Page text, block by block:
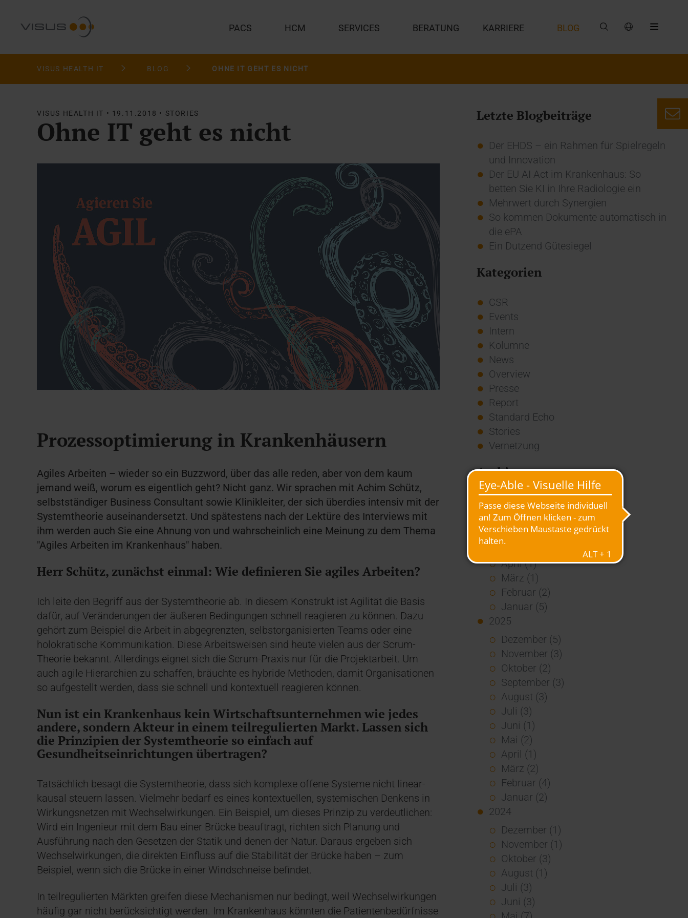
PACS HCM SERVICES BERATUNG KARRIERE BLOG
VISUS HEALTH IT BLOG OHNE IT GEHT ES NICHT
VISUS HEALTH IT • 19.11.2018 • STORIES
Ohne IT geht es nicht
Prozessoptimierung in Krankenhäusern
Agiles Arbeiten – wieder so ein Buzzword, über das alle reden, aber von dem kaum
jemand weiß, worum es eigentlich geht? Nicht ganz. Wir sprachen mit Achim Schütz,
selbstständiger Business Consultant sowie Klinikleiter, der sich überdies intensiv mit der
Systemtheorie auseinandersetzt. Und spätestens nach der Lektüre des Interviews mit
ihm werden auch Sie eine Ahnung von und wahrscheinlich eine Meinung zu dem Thema
"Agiles Arbeiten im Krankenhaus" haben.
Herr Schütz, zunächst einmal: Wie definieren Sie agiles Arbeiten?
Ich leite den Begriff aus der Systemtheorie ab. In diesem Konstrukt ist Agilität die Basis
dafür, auf Veränderungen der äußeren Bedingungen schnell reagieren zu können. Dazu
gehört zum Beispiel die Arbeit in abgegrenzten, selbstorganisierten Teams oder eine
holokratische Kommunikation. Diese Arbeitsweisen sind heute vielen aus der Scrum-
Theorie bekannt. Allerdings eignet sich die Scrum-Praxis nur für die Projektarbeit. Um
auch agile Hierarchien zu schaffen, bräuchte es hybride Methoden, damit Organisationen
so aufgestellt werden, dass sie schnell und kontextuell reagieren können.
Nun ist ein Krankenhaus kein Wirtschaftsunternehmen wie jedes
andere, sondern Akteur in einem teilregulierten Markt. Lassen sich
die Prinzipien der Systemtheorie so einfach auf
Gesundheitseinrichtungen übertragen?
Tatsächlich besagt die Systemtheorie, dass sich komplexe offene Systeme nicht linear-
kausal steuern lassen. Vielmehr bedarf es eines kontextuellen, systemischen Denkens in
Wirkungsnetzen mit Wechselwirkungen. Ein Beispiel, um dieses Prinzip zu verdeutlichen:
Wird ein Ingenieur mit dem Bau einer Brücke beauftragt, richten sich Planung und
Ausführung nach den Gesetzen der Statik und denen der Natur. Daraus ergeben sich
Wechselwirkungen, die direkten Einfluss auf die Stabilität der Brücke haben – zum
Beispiel, wenn sich die Brücke in einer Windschneise befindet.
In teilregulierten Märkten greifen diese Mechanismen nur bedingt, weil Wechselwirkungen
häufig gar nicht berücksichtigt werden. Im Krankenhaus könnten die Patientenbedürfnisse
Letzte Blogbeiträge
Der EHDS – ein Rahmen für Spielregeln
und Innovation
Der EU AI Act im Krankenhaus: So
betten Sie KI in Ihre Radiologie ein
Mehrwert durch Synergien
So kommen Dokumente automatisch in
die ePA
Ein Dutzend Gütesiegel
Kategorien
CSR
Events
Intern
Kolumne
News
Overview
Presse
Report
Standard Echo
Stories
Vernetzung
Archiv
2026
Juli (4)
Juni (4)
April (1)
März (1)
Februar (2)
Januar (5)
2025
Dezember (5)
November (3)
Oktober (2)
September (3)
August (3)
Juli (3)
Juni (1)
Mai (2)
April (1)
März (2)
Februar (4)
Januar (2)
2024
Dezember (1)
November (1)
Oktober (3)
August (1)
Juli (3)
Juni (3)